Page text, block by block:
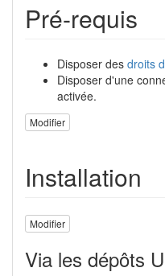
Pré-requis
Disposer des droits
Disposer d'une
activée.
Modifier
Installation
Modifier
Via les dépôts